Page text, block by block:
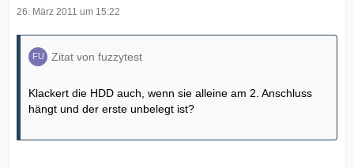
26. März 2011 um 15:22
Zitat von fuzzytest
Klackert die HDD auch, wenn sie alleine am 2. Anschluss
hängt und der erste unbelegt ist?